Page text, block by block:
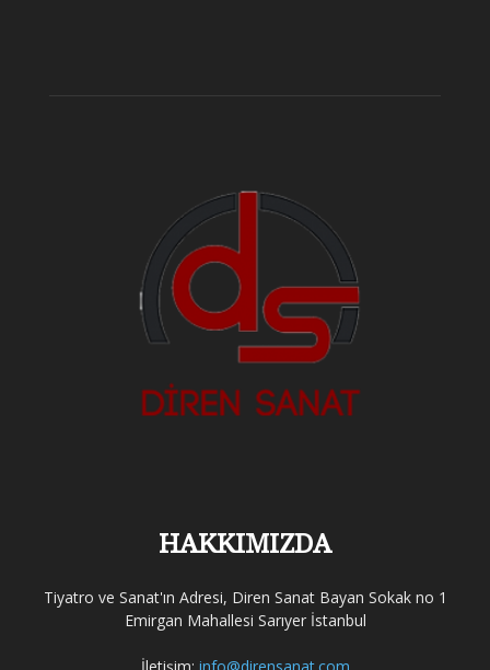
HAKKIMIZDA
Tiyatro ve Sanat'ın Adresi, Diren Sanat Bayan Sokak no 1
Emirgan Mahallesi Sarıyer İstanbul
İletişim: info@dirensanat.com